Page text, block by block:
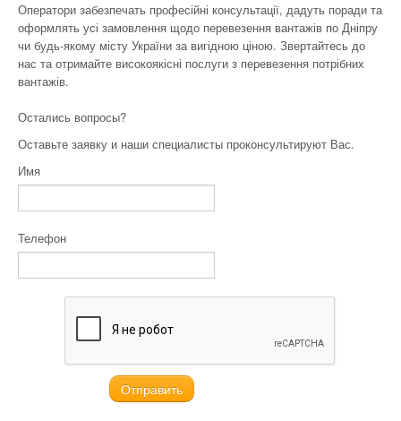
Оператори забезпечать професійні консультації, дадуть поради та
оформлять усі замовлення щодо перевезення вантажів по Дніпру
чи будь-якому місту України за вигідною ціною. Звертайтесь до
нас та отримайте високоякісні послуги з перевезення потрібних
вантажів.
Остались вопросы?
Оставьте заявку и наши специалисты проконсультируют Вас.
Имя
Телефон